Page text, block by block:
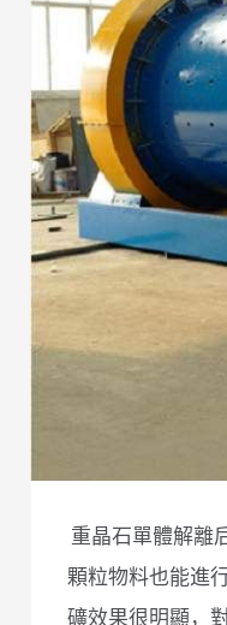
重晶石單體解離
顆粒物料也能進
礦效果很明顯，